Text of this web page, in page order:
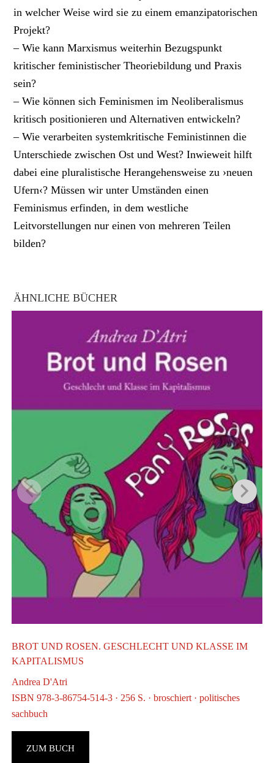
in welcher Weise wird sie zu einem emanzipatorischen
Projekt?
– Wie kann Marxismus weiterhin Bezugspunkt
kritischer feministischer Theoriebildung und Praxis
sein?
– Wie können sich Feminismen im Neoliberalismus
kritisch positionieren und Alternativen entwickeln?
– Wie verarbeiten systemkritische Feministinnen die
Unterschiede zwischen Ost und West? Inwieweit hilft
dabei eine pluralistische Herangehensweise zu ›neuen
Ufern‹? Müssen wir unter Umständen einen
Feminismus erfinden, in dem westliche
Leitvorstellungen nur einen von mehreren Teilen
bilden?
ÄHNLICHE BÜCHER
BROT UND ROSEN. GESCHLECHT UND KLASSE IM
KAPITALISMUS
Andrea D'Atri
ISBN 978-3-86754-514-3 · 256 S. · broschiert · politisches
sachbuch
ZUM BUCH